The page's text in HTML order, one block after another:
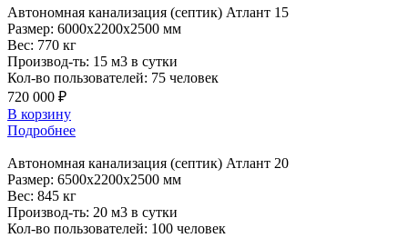
Автономная канализация (септик) Атлант 15
Размер: 6000x2200x2500 мм
Вес: 770 кг
Производ-ть: 15 м3 в сутки
Кол-во пользователей: 75 человек
720 000 ₽
В корзину
Подробнее
Автономная канализация (септик) Атлант 20
Размер: 6500x2200x2500 мм
Вес: 845 кг
Производ-ть: 20 м3 в сутки
Кол-во пользователей: 100 человек